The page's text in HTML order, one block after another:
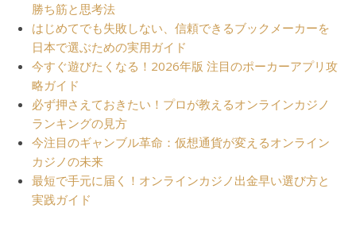
勝ち筋と思考法
はじめてでも失敗しない、信頼できるブックメーカーを
日本で選ぶための実用ガイド
今すぐ遊びたくなる！2026年版 注目のポーカーアプリ攻
略ガイド
必ず押さえておきたい！プロが教えるオンラインカジノ
ランキングの見方
今注目のギャンブル革命：仮想通貨が変えるオンライン
カジノの未来
最短で手元に届く！オンラインカジノ出金早い選び方と
実践ガイド